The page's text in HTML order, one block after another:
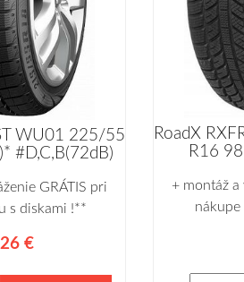
WU01 225/55
#D,C,B(72dB)
GRÁTIS pri
s diskami !**
€
RoadX
R16
+ montáž a
nákupe